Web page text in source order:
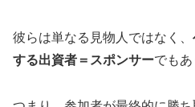
彼らは単なる見物人ではなく、
する出資者＝スポンサーでもあ